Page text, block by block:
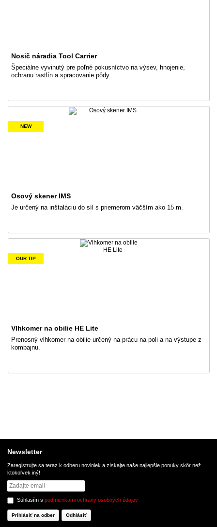
Nosič náradia Tool Carrier
Špeciálne vyvinutý pre poľné pokusníctvo na výsev, hnojenie,
ochranu rastlín a spracovanie pôdy.
NEW
Osový skener IMS
Je určený na inštaláciu do síl s priemerom väčším ako 15 m.
OUR TIP
Vlhkomer na obilie HE Lite
Prenosný vlhkomer na obilie určený na prácu na poli a na výstupe z
kombajnu.
Newsletter
Zaregistrujte sa teraz k odberu noviniek a získajte naše najlepšie ponuky skôr než
ktokoľvek iný!
Súhlasím s podmienkami ochrany osobných údajov
Prihlásiť na odber Odhlásiť